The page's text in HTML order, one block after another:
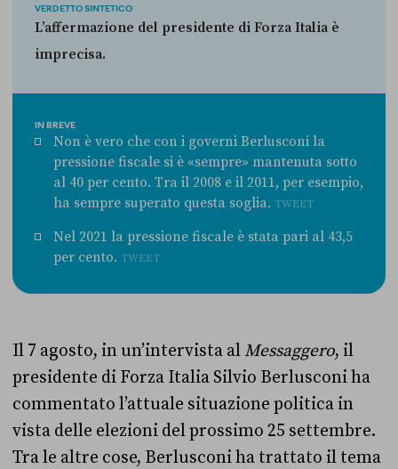
VERDETTO SINTETICO
L’affermazione del presidente di Forza Italia è
imprecisa.
IN BREVE
Non è vero che con i governi Berlusconi la
pressione fiscale si è «sempre» mantenuta sotto
al 40 per cento. Tra il 2008 e il 2011, per esempio,
ha sempre superato questa soglia. TWEET
Nel 2021 la pressione fiscale è stata pari al 43,5
per cento. TWEET
Il 7 agosto, in un’intervista al Messaggero, il
presidente di Forza Italia Silvio Berlusconi ha
commentato l’attuale situazione politica in
vista delle elezioni del prossimo 25 settembre.
Tra le altre cose, Berlusconi ha trattato il tema